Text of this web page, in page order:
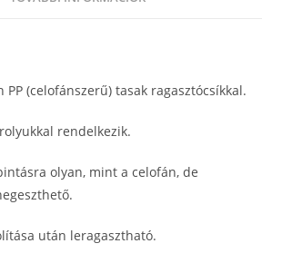
PP (celofánszerű) tasak ragasztócsíkkal.
rendelkezik.
olyan, mint a celofán, de
után leragasztható.